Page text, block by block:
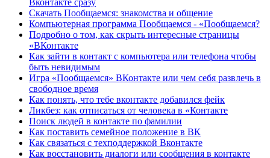
Вконтакте сразу
Скачать Пообщаемся: знакомства и общение
Компьютерная программа Пообщаемся - «Пообщаемся?
Подробно о том, как скрыть интересные страницы
«ВКонтакте
Как зайти в контакт с компьютера или телефона чтобы
быть невидимым
Игра «Пообщаемся» ВКонтакте или чем себя развлечь в
свободное время
Как понять, что тебе вконтакте добавился фейк
Ликбез: как отписаться от человека в «Контакте
Поиск людей в контакте по фамилии
Как поставить семейное положение в ВК
Как связаться с техподдержкой Вконтакте
Как восстановить диалоги или сообщения в контакте